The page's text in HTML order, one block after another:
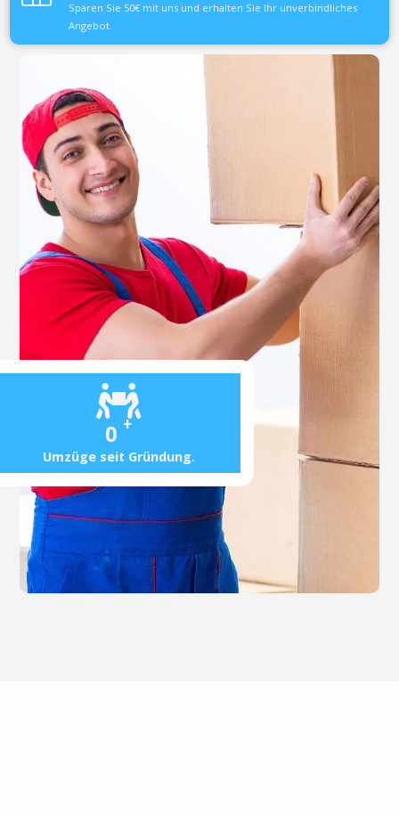
0 +
Umzüge seit Gründung.
Sparen Sie 50€ mit uns und erhalten Sie Ihr unverbindliches
Angebot.